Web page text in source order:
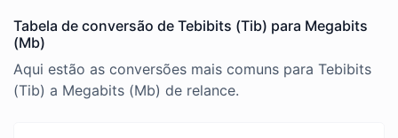
Tabela de conversão de Tebibits (Tib) para Megabits
(Mb)
Aqui estão as conversões mais comuns para Tebibits
(Tib) a Megabits (Mb) de relance.